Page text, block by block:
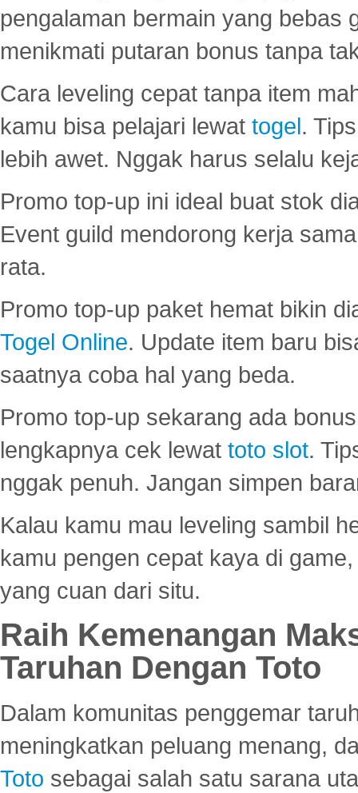
pengalaman bermain yang bebas
menikmati putaran bonus tanpa
Cara leveling cepat tanpa item
kamu bisa pelajari lewat togel.
lebih awet. Nggak harus selalu
Promo top-up ini ideal buat stok
Event guild mendorong kerja
rata.
Promo top-up paket hemat bikin
Togel Online. Update item baru
saatnya coba hal yang beda.
Promo top-up sekarang ada
lengkapnya cek lewat toto slot.
nggak penuh. Jangan simpen
Kalau kamu mau leveling sambil
kamu pengen cepat kaya di
yang cuan dari situ.
Raih Kemenangan
Taruhan Dengan Toto
Dalam komunitas penggemar
meningkatkan peluang menang,
Toto sebagai salah satu sarana